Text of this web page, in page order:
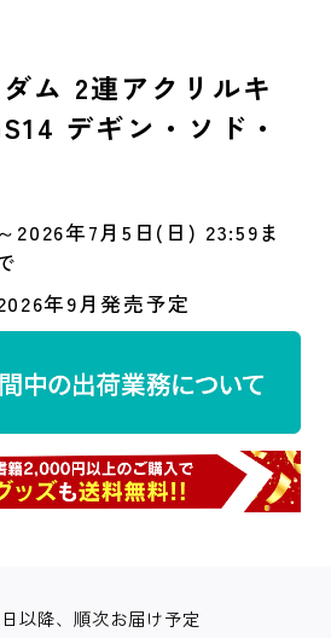
ム 2連アクリルキ
デギン・ソド・
～2026年7月5日(日) 23:59ま
年9月発売予定
以降、順次お届け予定